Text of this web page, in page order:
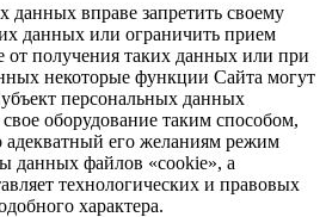
данных вправе запретить своему
данных или ограничить прием
от получения таких данных или при
некоторые функции Сайта могут
персональных данных
свое оборудование таким способом,
адекватный его желаниям режим
данных файлов «cookie», а
технологических и правовых
характера.